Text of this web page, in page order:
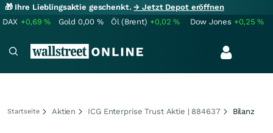
🎁 Ihre Lieblingsaktie geschenkt.→ Jetzt Depot eröffnen
DAX +0,69% Gold 0,00 % Öl (Brent) +0,02% Dow Jones +0,25%
Startseite Aktien ICG Enterprise Trust Aktie | 884637 Bilanz